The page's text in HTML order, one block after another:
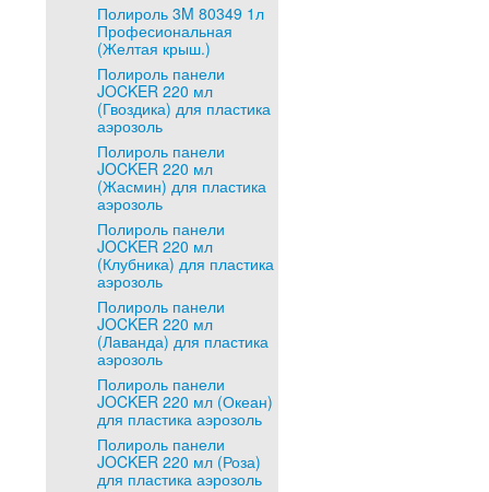
Полироль 3M 80349 1л
Професиональная
(Желтая крыш.)
Полироль панели
JOCKER 220 мл
(Гвоздика) для пластика
аэрозоль
Полироль панели
JOCKER 220 мл
(Жасмин) для пластика
аэрозоль
Полироль панели
JOCKER 220 мл
(Клубника) для пластика
аэрозоль
Полироль панели
JOCKER 220 мл
(Лаванда) для пластика
аэрозоль
Полироль панели
JOCKER 220 мл (Океан)
для пластика аэрозоль
Полироль панели
JOCKER 220 мл (Роза)
для пластика аэрозоль